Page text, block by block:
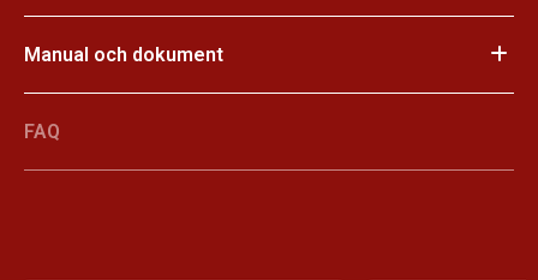
Manual och dokument
FAQ